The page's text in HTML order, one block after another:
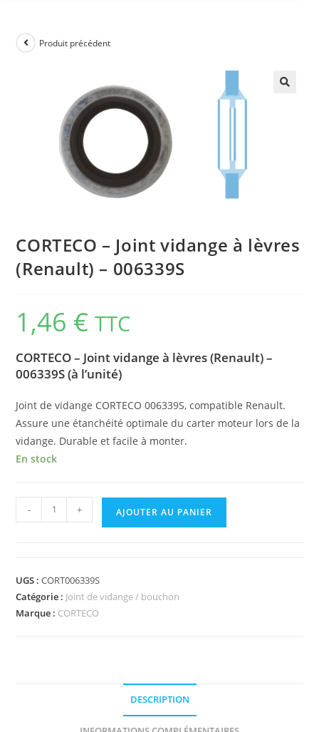
Produit précédent
CORTECO – Joint vidange à lèvres
(Renault) – 006339S
1,46 € TTC
CORTECO – Joint vidange à lèvres (Renault) –
006339S (à l’unité)
Joint de vidange CORTECO 006339S, compatible Renault.
Assure une étanchéité optimale du carter moteur lors de la
vidange. Durable et facile à monter.
En stock
- + AJOUTER AU PANIER
UGS :CORT006339S
Catégorie : Joint de vidange / bouchon
Marque : CORTECO
DESCRIPTION